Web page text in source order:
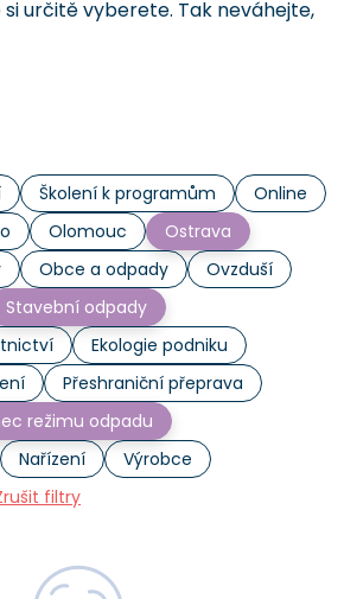
určitě vyberete. Tak neváhejte,
Školení k programům
Online
Olomouc
Ostrava
Obce a odpady
Ovzduší
Stavební odpady
Ekologie podniku
Přeshraniční přeprava
režimu odpadu
Nařízení
Výrobce
filtry